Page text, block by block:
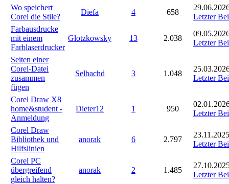
Wo speichert
Corel die Stile?
Diefa 4 658
Letzter
Farbausdrucke
mit einem
Farblaserdrucker
Glotzkowsky 13 2.038
Letzter
Seiten einer
Corel-Datei
zusammen
fügen
Selbachd 3 1.048
Letzter
Corel Draw X8
home&student -
Anmeldung
Dieter12 1 950
Letzter
Corel Draw
Bibliothek und
Hilfslinien
anorak 6 2.797
Letzter
Corel PC
übergreifend
gleich halten?
anorak 2 1.485
Letzter